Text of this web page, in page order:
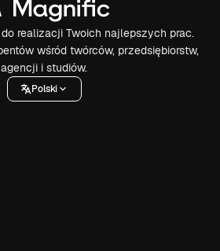
realizacji Twoich najlepszych prac.
wśród twórców, przedsiębiorstw,
agencji i studiów.
Polski